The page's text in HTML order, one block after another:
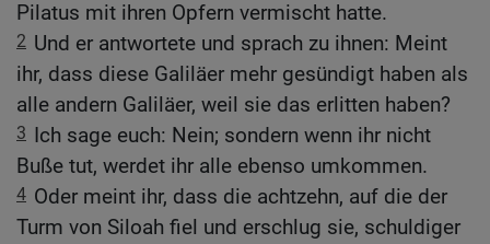
Pilatus mit ihren Opfern vermischt hatte.
2 Und er antwortete und sprach zu ihnen: Meint
ihr, dass diese Galiläer mehr gesündigt haben als
alle andern Galiläer, weil sie das erlitten haben?
3 Ich sage euch: Nein; sondern wenn ihr nicht
Buße tut, werdet ihr alle ebenso umkommen.
4 Oder meint ihr, dass die achtzehn, auf die der
Turm von Siloah fiel und erschlug sie, schuldiger